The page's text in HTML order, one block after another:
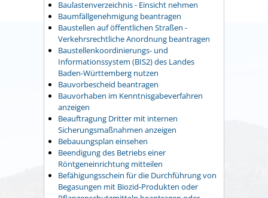
Baulastenverzeichnis - Einsicht nehmen
Baumfällgenehmigung beantragen
Baustellen auf öffentlichen Straßen -
Verkehrsrechtliche Anordnung beantragen
Baustellenkoordinierungs- und
Informationssystem (BIS2) des Landes
Baden-Württemberg nutzen
Bauvorbescheid beantragen
Bauvorhaben im Kenntnisgabeverfahren
anzeigen
Beauftragung Dritter mit internen
Sicherungsmaßnahmen anzeigen
Bebauungsplan einsehen
Beendigung des Betriebs einer
Röntgeneinrichtung mitteilen
Befähigungsschein für die Durchführung von
Begasungen mit Biozid-Produkten oder